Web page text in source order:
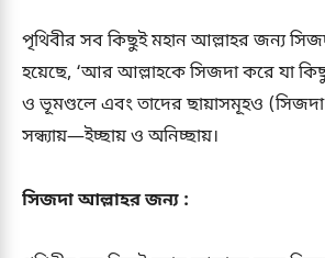
পৃথিবীর সব কিছুই মহান আল্লাহর জন্য
হয়েছে, ‘আর আল্লাহকে সিজদা করে যা
ও ভূমণ্ডলে এবং তাদের ছায়াসমূহও
সন্ধ্যায়—ইচ্ছায় ও অনিচ্ছায়।
সিজদা আল্লাহর জন্য :